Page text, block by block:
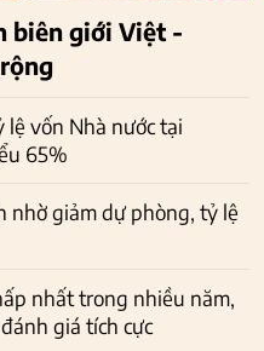
biên giới Việt -
vốn Nhà nước tại
65%
nhờ giảm dự phòng, tỷ lệ
nhất trong nhiều năm,
giá tích cực